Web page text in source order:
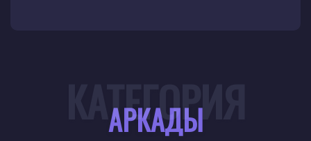
АРКАДЫ
КАТЕГОРИЯ